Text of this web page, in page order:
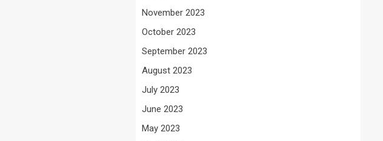
November 2023
October 2023
September 2023
August 2023
July 2023
June 2023
May 2023